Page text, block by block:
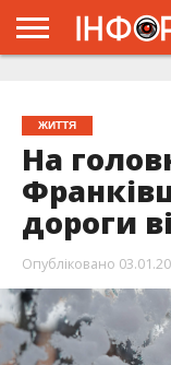
ЖИТТЯ
На
дороги
Опубліковано